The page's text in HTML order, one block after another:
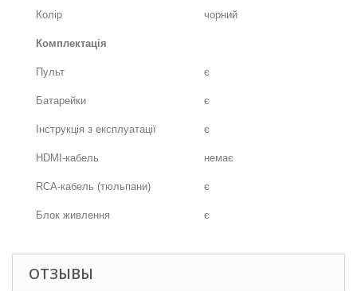
Колір чорний
Комплектація
Пульт є
Батарейки є
Інструкція з експлуатації є
HDMI-кабель немає
RCA-кабель (тюльпани) є
Блок живлення є
ОТЗЫВЫ